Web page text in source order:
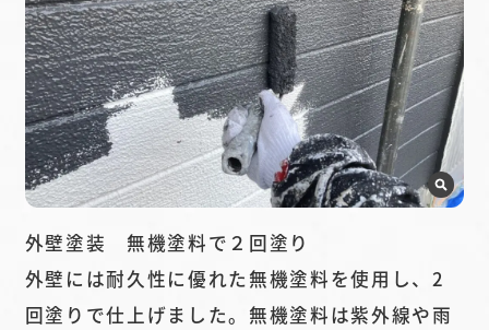
外壁塗装 無機塗料で２回塗り
外壁には耐久性に優れた無機塗料を使用し、2
回塗りで仕上げました。無機塗料は紫外線や雨